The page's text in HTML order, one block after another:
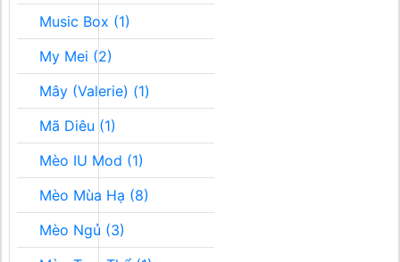
Music Box (1)
My Mei (2)
Mây (Valerie) (1)
Mã Diêu (1)
Mèo IU Mod (1)
Mèo Mùa Hạ (8)
Mèo Ngủ (3)